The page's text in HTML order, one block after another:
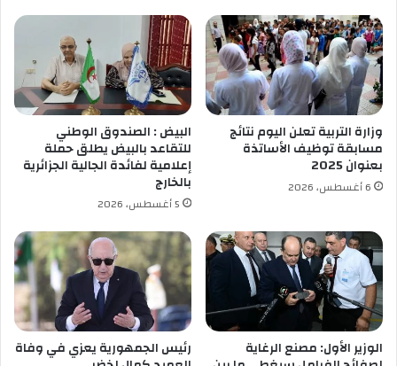
خداع تجاري محتمل.
ويعد هذا القرار مؤشرا إلى رغبة السلطات العمومية
في ضبط السوق عبر أدوات ترويجية مرنة بدلًا من
التدخلات الصارمة، مما يعكس تحولًا تدريجيًا نحو آليات
اقتصاد السوق المنظم .
بواسطة رحاب هناء
ا
م
ن
ا
و
و
س
م
ا
ا
ص
ط
ي
ا
ف
ل
ا
ل
ج
ا
م
ي
وزارة التربية تعلن اليوم نتائج
مسابقة توظيف الأساتذة
بعنوان 2025
6 أغسطس، 2026
البيض : الصندوق الوطني
للتقاعد بالبيض يطلق حملة
إعلامية لفائدة الجالية الجزائرية
بالخارج
5 أغسطس، 2026
الوزير الأول: مصنع الرغاية رئيس الجمهورية يعزي في وفاة